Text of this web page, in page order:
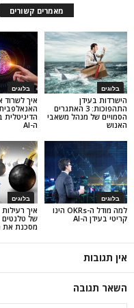
עוד מאותו
בלוגים
איך לשרוד את
האנאלפביתיוּת
הדיגיטלית בארגון בעידן
3 האתגרים
משאבי
בלוגים
איך רעילות התנהגותית
של טלנטים מבריקים
מסכנת את הארגון
למה מודל ה-OKRs הינו